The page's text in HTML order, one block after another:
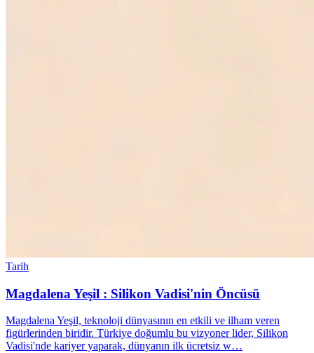
Tarih
Magdalena Yeşil : Silikon Vadisi'nin Öncüsü
Magdalena Yeşil, teknoloji dünyasının en etkili ve ilham veren
figürlerinden biridir. Türkiye doğumlu bu vizyoner lider, Silikon
Vadisi'nde kariyer yaparak, dünyanın ilk ücretsiz w…